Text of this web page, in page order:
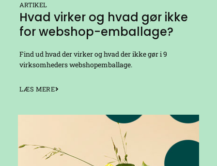
ARTIKEL
Hvad virker og hvad gør ikke
for webshop-emballage?
Find ud hvad der virker og hvadder ikke gør i 9
virksomheders webshopemballage.
LÆS MERE